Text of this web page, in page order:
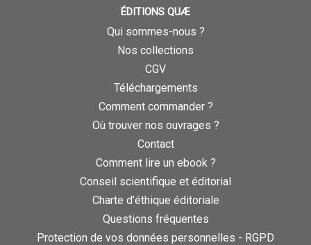
ÉDITIONS QUÆ
Qui sommes-nous ?
Nos collections
CGV
Téléchargements
Comment commander ?
Où trouver nos ouvrages ?
Contact
Comment lire un ebook ?
Conseil scientifique et éditorial
Charte d’éthique éditoriale
Questions fréquentes
Protection de vos données personnelles - RGPD